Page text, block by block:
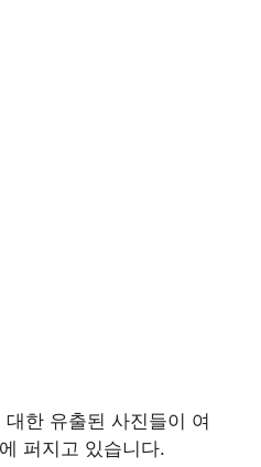
한 유출된 사진들이 여
퍼지고 있습니다.